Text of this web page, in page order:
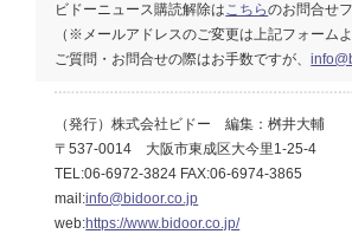
ビドーニュース購読解除はこちらのお問合せ
（※メールアドレスのご変更は上記フォーム
ご質問・お問合せの際はお手数ですが、
（発行）株式会社ビドー 編集：桝井大輔
〒537-0014 大阪市東成区大今里1-25-4
TEL:06-6972-3824 FAX:06-6974-3865
mail:info@bidoor.co.jp
web:https://www.bidoor.co.jp/